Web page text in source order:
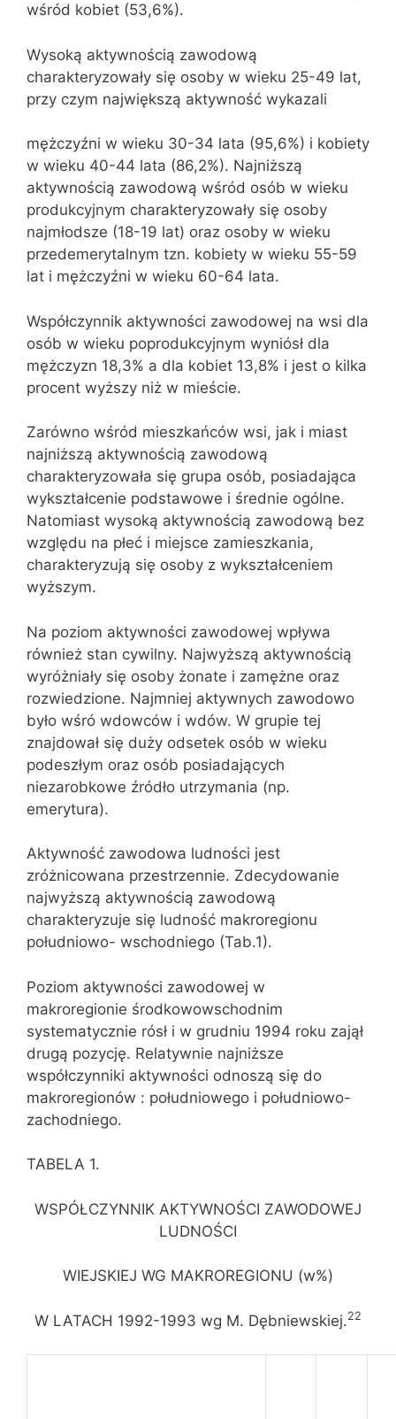
wśród kobiet (53,6%).
Wysoką aktywnością zawodową
charakteryzowały się osoby w wieku 25-49 lat,
przy czym największą aktywność wykazali
mężczyźni w wieku 30-34 lata (95,6%) i kobiety
w wieku 40-44 lata (86,2%). Najniższą
aktywnością zawodową wśród osób w wieku
produkcyjnym charakteryzowały się osoby
najmłodsze (18-19 lat) oraz osoby w wieku
przedemerytalnym tzn. kobiety w wieku 55-59
lat i mężczyźni w wieku 60-64 lata.
Współczynnik aktywności zawodowej na wsi dla
osób w wieku poprodukcyjnym wyniósł dla
mężczyzn 18,3% a dla kobiet 13,8% i jest o kilka
procent wyższy niż w mieście.
Zarówno wśród mieszkańców wsi, jak i miast
najniższą aktywnością zawodową
charakteryzowała się grupa osób, posiadająca
wykształcenie podstawowe i średnie ogólne.
Natomiast wysoką aktywnością zawodową bez
względu na płeć i miejsce zamieszkania,
charakteryzują się osoby z wykształceniem
wyższym.
Na poziom aktywności zawodowej wpływa
również stan cywilny. Najwyższą aktywnością
wyróżniały się osoby żonate i zamężne oraz
rozwiedzione. Najmniej aktywnych zawodowo
było wśró wdowców i wdów. W grupie tej
znajdował się duży odsetek osób w wieku
podeszłym oraz osób posiadających
niezarobkowe źródło utrzymania (np.
emerytura).
Aktywność zawodowa ludności jest
zróżnicowana przestrzennie. Zdecydowanie
najwyższą aktywnością zawodową
charakteryzuje się ludność makroregionu
południowo- wschodniego (Tab.1).
Poziom aktywności zawodowej w
makroregionie środkowowschodnim
systematycznie rósł i w grudniu 1994 roku zajął
drugą pozycję. Relatywnie najniższe
współczynniki aktywności odnoszą się do
makroregionów : południowego i południowo-
zachodniego.
TABELA 1.
WSPÓŁCZYNNIK AKTYWNOŚCI ZAWODOWEJ
LUDNOŚCI
WIEJSKIEJ WG MAKROREGIONU (w%)
W LATACH 1992-1993 wg M. Dębniewskiej.22